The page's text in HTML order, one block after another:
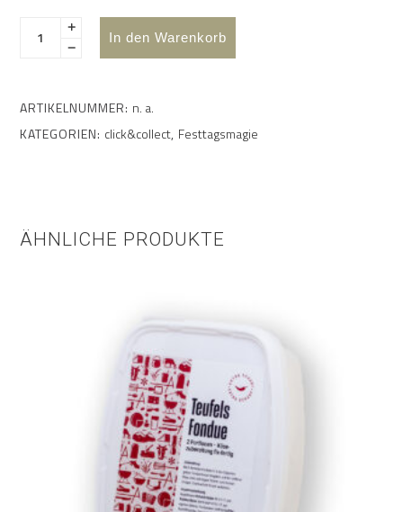
In den Warenkorb
ARTIKELNUMMER: n. a.
KATEGORIEN: click&collect, Festtagsmagie
ÄHNLICHE PRODUKTE
Ausführung wählen